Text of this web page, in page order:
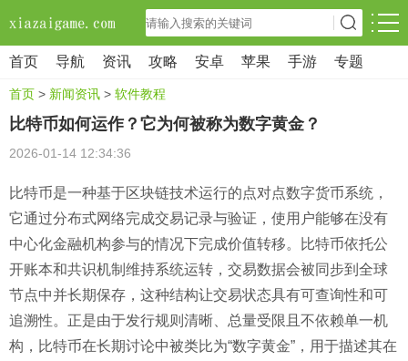
首页 导航 资讯 攻略 安卓 苹果 手游 专题
首页 > 新闻资讯 > 软件教程
比特币如何运作？它为何被称为数字黄金？
2026-01-14 12:34:36
比特币是一种基于区块链技术运行的点对点数字货币系统，
它通过分布式网络完成交易记录与验证，使用户能够在没有
中心化金融机构参与的情况下完成价值转移。比特币依托公
开账本和共识机制维持系统运转，交易数据会被同步到全球
节点中并长期保存，这种结构让交易状态具有可查询性和可
追溯性。正是由于发行规则清晰、总量受限且不依赖单一机
构，比特币在长期讨论中被类比为“数字黄金”，用于描述其在